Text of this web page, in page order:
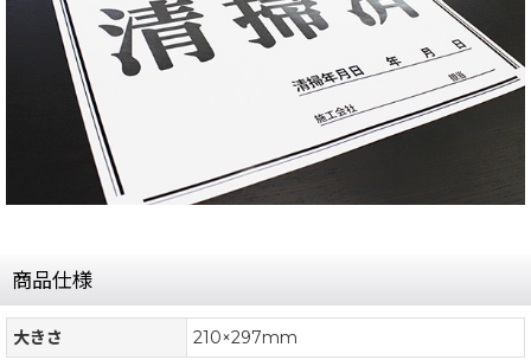
商品仕様
大きさ 210×297mm